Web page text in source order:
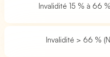
Invalidité 15 % à 66
Invalidité > 66 %